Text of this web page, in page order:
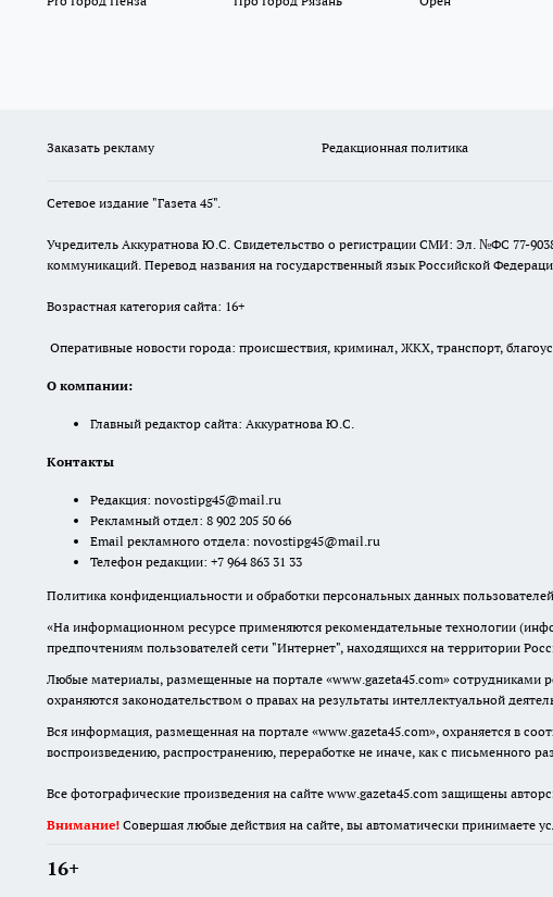
Заказать рекламу Редакционная политика
Сетевое издание "Газета 45".
Учредитель Аккуратнова Ю.С. Свидетельство о регистрации СМИ: Эл. №ФС 77-
коммуникаций. Перевод названия на государственный язык Российской
Возрастная категория сайта: 16+
Оперативные новости города: происшествия, криминал, ЖКХ, транспорт,
О компании:
Главный редактор сайта: Аккуратнова Ю.С.
Контакты
Редакция: novostipg45@mail.ru
Рекламный отдел: 8 902 205 50 66
Email рекламного отдела: novostipg45@mail.ru
Телефон редакции: +7 964 863 31 33
Политика конфиденциальности и обработки персональных данных пользователей
«На информационном ресурсе применяются рекомендательные технологии
предпочтениям пользователей сети "Интернет", находящихся на территории
Любые материалы, размещенные на портале «www.gazeta45.com» сотрудниками
охраняются законодательством о правах на результаты интеллектуальной
Вся информация, размещенная на портале «www.gazeta45.com», охраняется в
воспроизведению, распространению, переработке не иначе, как с письменного
Все фотографические произведения на сайте www.gazeta45.com защищены
Внимание! Совершая любые действия на сайте, вы автоматически принимаете
16+